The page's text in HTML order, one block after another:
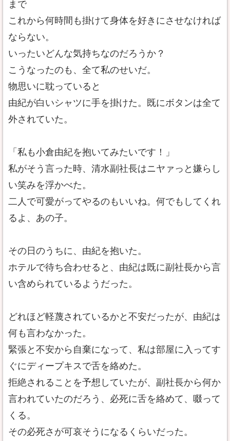
まで
これから何時間も掛けて身体を好きにさせなければ
ならない。
いったいどんな気持ちなのだろうか？
こうなったのも、全て私のせいだ。
物思いに耽っていると
由紀が白いシャツに手を掛けた。既にボタンは全て
外されていた。
「私も小倉由紀を抱いてみたいです！」
私がそう言った時、清水副社長はニヤァっと嫌らし
い笑みを浮かべた。
二人で可愛がってやるのもいいね。何でもしてくれ
るよ、あの子。
その日のうちに、由紀を抱いた。
ホテルで待ち合わせると、由紀は既に副社長から言
い含められているようだった。
どれほど軽蔑されているかと不安だったが、由紀は
何も言わなかった。
緊張と不安から自棄になって、私は部屋に入ってす
ぐにディープキスで舌を絡めた。
拒絶されることを予想していたが、副社長から何か
言われていたのだろう、必死に舌を絡めて、啜って
くる。
その必死さが可哀そうになるくらいだった。